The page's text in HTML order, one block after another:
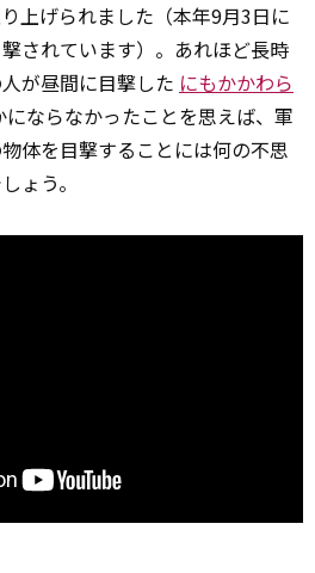
上げられました（本年9月3日に
されています）。あれほど長時
が昼間に目撃した にもかかわら
ならなかったことを思えば、軍
体を目撃することには何の不思
ょう。